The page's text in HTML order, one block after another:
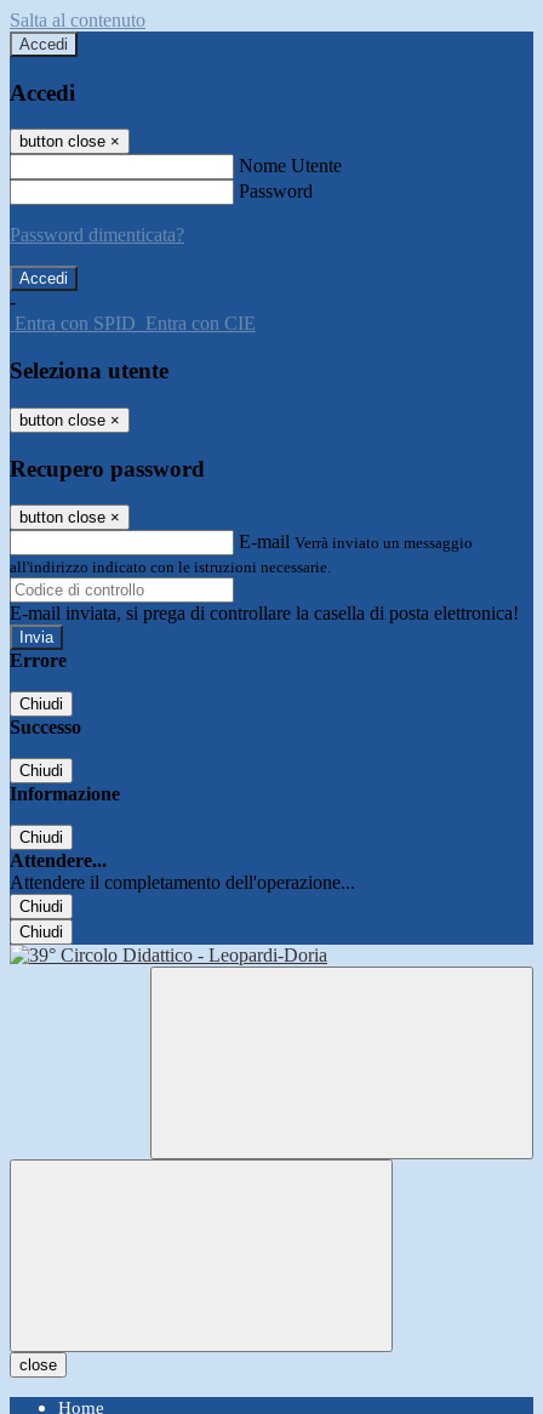
Salta al contenuto
Accedi
Accedi
button close ×
Nome Utente
Password
Password dimenticata?
-
Entra con SPID Entra con CIE
Seleziona utente
button close ×
Recupero password
button close ×
E-mail Verrà inviato un messaggio
all'indirizzo indicato con le istruzioni necessarie.
E-mail inviata, si prega di controllare la casella di posta elettronica!
Errore
Chiudi
Successo
Chiudi
Informazione
Chiudi
Attendere...
Attendere il completamento dell'operazione...
Chiudi
Chiudi
close
Home